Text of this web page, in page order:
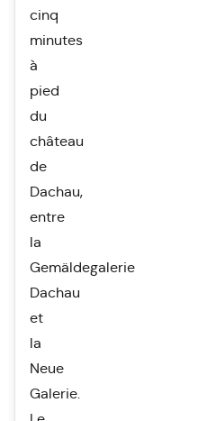
cinq
minutes
à
pied
du
château
de
Dachau,
entre
la
Gemäldegalerie
Dachau
et
la
Neue
Galerie.